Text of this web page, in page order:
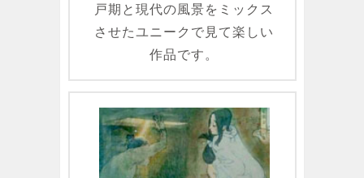
戸期と現代の風景をミックス
させたユニークで見て楽しい
作品です。